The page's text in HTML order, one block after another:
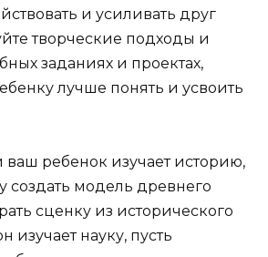
и усиливать друг
творческие подходы и
заданиях и проектах,
лучше понять и усвоить
ребенок изучает историю,
создать модель древнего
сценку из исторического
изучает науку, пусть